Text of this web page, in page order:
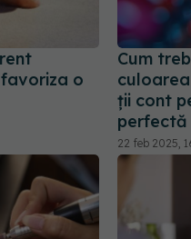
o
Cum
ții cont
perfectă
22 feb 2025,